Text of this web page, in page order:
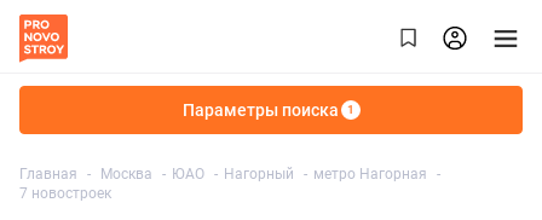
Параметры поиска 1
Главная Москва ЮАО Нагорный
метро Нагорная
7 новостроек